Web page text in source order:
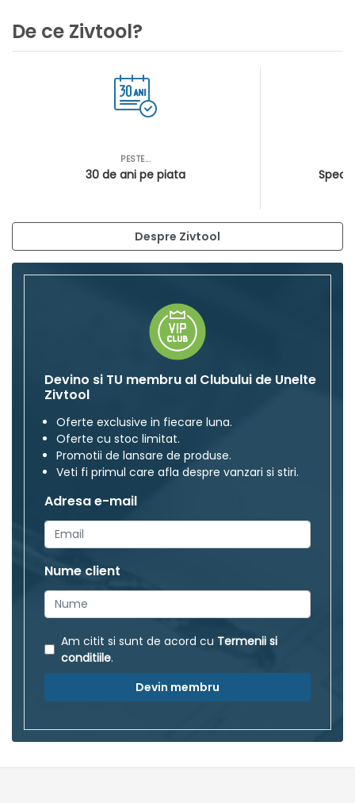
De ce Zivtool?
PESTE...
30 de ani pe piata
Despre Zivtool
Devino si TU membru al Clubului de Unelte
Zivtool
Oferte exclusive in fiecare luna.
Oferte cu stoc limitat.
Promotii de lansare de produse.
Veti fi primul care afla despre vanzari si stiri.
Adresa e-mail
Nume client
Am citit si sunt de acord cu Termenii si
conditiile.
Devin membru